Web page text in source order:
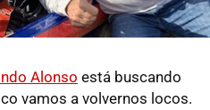
Alonso está buscando
vamos a volvernos locos.